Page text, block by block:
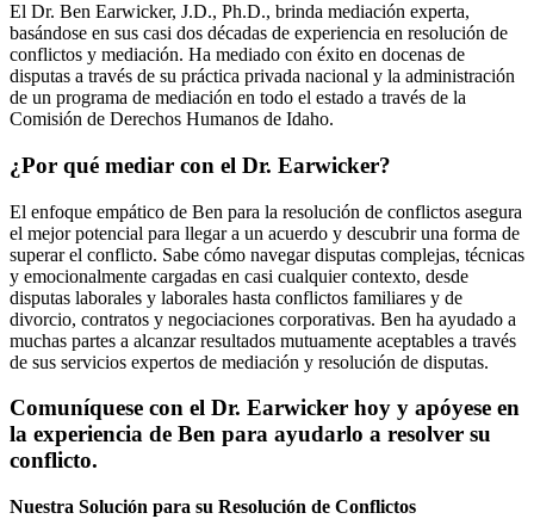
El Dr. Ben Earwicker, J.D., Ph.D., brinda mediación experta,
basándose en sus casi dos décadas de experiencia en resolución de
conflictos y mediación. Ha mediado con éxito en docenas de
disputas a través de su práctica privada nacional y la administración
de un programa de mediación en todo el estado a través de la
Comisión de Derechos Humanos de Idaho.
¿Por qué mediar con el Dr. Earwicker?
El enfoque empático de Ben para la resolución de conflictos asegura
el mejor potencial para llegar a un acuerdo y descubrir una forma de
superar el conflicto. Sabe cómo navegar disputas complejas, técnicas
y emocionalmente cargadas en casi cualquier contexto, desde
disputas laborales y laborales hasta conflictos familiares y de
divorcio, contratos y negociaciones corporativas. Ben ha ayudado a
muchas partes a alcanzar resultados mutuamente aceptables a través
de sus servicios expertos de mediación y resolución de disputas.
Comuníquese con el Dr. Earwicker hoy y apóyese en
la experiencia de Ben para ayudarlo a resolver su
conflicto.
Nuestra Solución para su Resolución de Conflictos